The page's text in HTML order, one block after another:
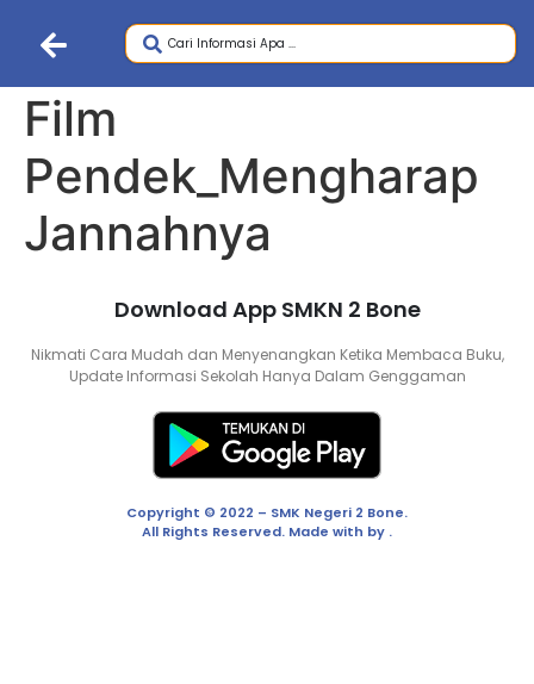
Film
Pendek_Mengharap
Jannahnya
Download App SMKN 2 Bone
Nikmati Cara Mudah dan Menyenangkan Ketika Membaca Buku,
Update Informasi Sekolah Hanya Dalam Genggaman
Copyright © 2022 – SMK Negeri 2 Bone.
All Rights Reserved. Made with by .